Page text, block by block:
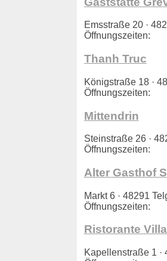
Emsstraße 20 ·
Öffnungszeiten:
Thanh Truc
Königstraße 18 ·
Öffnungszeiten:
Mittendrin
Steinstraße 26 ·
Öffnungszeiten:
Alter Gasthof
Markt 6 · 48291
Öffnungszeiten:
Ristorante
Kapellenstraße 1 ·